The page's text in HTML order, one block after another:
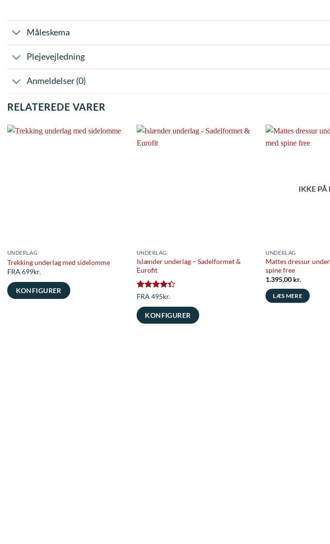
Måleskema
Plejevejledning
Anmeldelser (0)
RELATEREDE VARER
UNDERLAG
Trekking underlag med sidelomme
FRA 699kr.
KONFIGURER
UNDERLAG
Islænder underlag – Sadelformet &
Eurofit
Vurderet
af 5
FRA 495kr.
KONFIGURER
IKKE PÅ
UNDERLAG
Mattes dressur
spine free
1.395,00 kr.
LÆS MERE